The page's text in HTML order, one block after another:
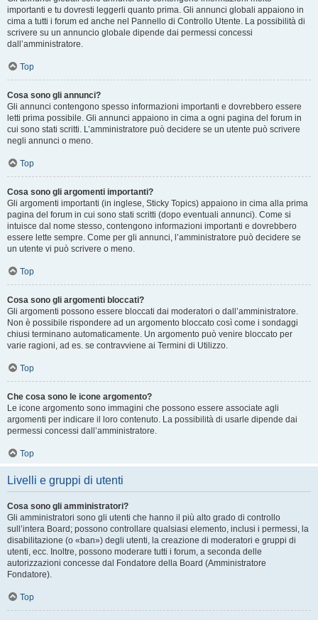
importanti e tu dovresti leggerli quanto prima. Gli annunci globali appaiono in
cima a tutti i forum ed anche nel Pannello di Controllo Utente. La possibilità di
scrivere su un annuncio globale dipende dai permessi concessi
dall’amministratore.
Top
Cosa sono gli annunci?
Gli annunci contengono spesso informazioni importanti e dovrebbero essere
letti prima possibile. Gli annunci appaiono in cima a ogni pagina del forum in
cui sono stati scritti. L’amministratore può decidere se un utente può scrivere
negli annunci o meno.
Top
Cosa sono gli argomenti importanti?
Gli argomenti importanti (in inglese, Sticky Topics) appaiono in cima alla prima
pagina del forum in cui sono stati scritti (dopo eventuali annunci). Come si
intuisce dal nome stesso, contengono informazioni importanti e dovrebbero
essere lette sempre. Come per gli annunci, l’amministratore può decidere se
un utente vi può scrivere o meno.
Top
Cosa sono gli argomenti bloccati?
Gli argomenti possono essere bloccati dai moderatori o dall’amministratore.
Non è possibile rispondere ad un argomento bloccato così come i sondaggi
chiusi terminano automaticamente. Un argomento può venire bloccato per
varie ragioni, ad es. se contravviene ai Termini di Utilizzo.
Top
Che cosa sono le icone argomento?
Le icone argomento sono immagini che possono essere associate agli
argomenti per indicare il loro contenuto. La possibilità di usarle dipende dai
permessi concessi dall’amministratore.
Top
Livelli e gruppi di utenti
Cosa sono gli amministratori?
Gli amministratori sono gli utenti che hanno il più alto grado di controllo
sull’intera Board; possono controllare qualsiasi elemento, inclusi i permessi, la
disabilitazione (o «ban») degli utenti, la creazione di moderatori e gruppi di
utenti, ecc. Inoltre, possono moderare tutti i forum, a seconda delle
autorizzazioni concesse dal Fondatore della Board (Amministratore
Fondatore).
Top